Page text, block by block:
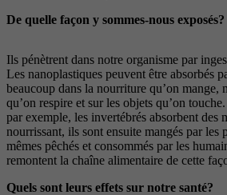
De quelle façon y sommes-nous exposés?
Ils pénètrent dans notre organisme par
Les nanoplastiques peuvent être absorbés
beaucoup dans la nourriture qu’on mange,
qu’on respire et sur les objets qu’on
par exemple, les invertébrés absorbent des
nourrissant, ils sont ensuite mangés par les
mêmes pêchés et consommés par les
remontent la chaîne alimentaire de cette
Quels sont leurs effets sur notre santé?